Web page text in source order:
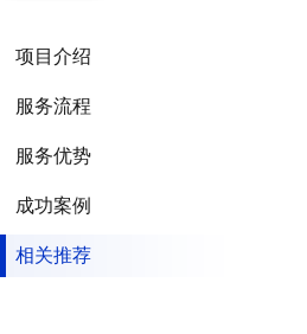
项目介绍
服务流程
服务优势
成功案例
相关推荐